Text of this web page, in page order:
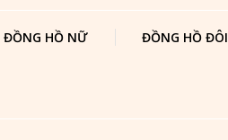
ĐỒNG HỒ NỮ ĐỒNG HỒ ĐÔI